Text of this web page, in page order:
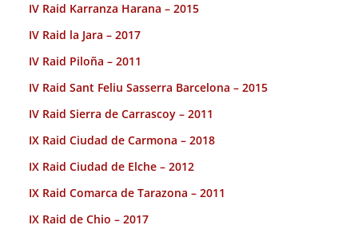
IV Raid Karranza Harana – 2015
IV Raid la Jara – 2017
IV Raid Piloña – 2011
IV Raid Sant Feliu Sasserra Barcelona – 2015
IV Raid Sierra de Carrascoy – 2011
IX Raid Ciudad de Carmona – 2018
IX Raid Ciudad de Elche – 2012
IX Raid Comarca de Tarazona – 2011
IX Raid de Chio – 2017